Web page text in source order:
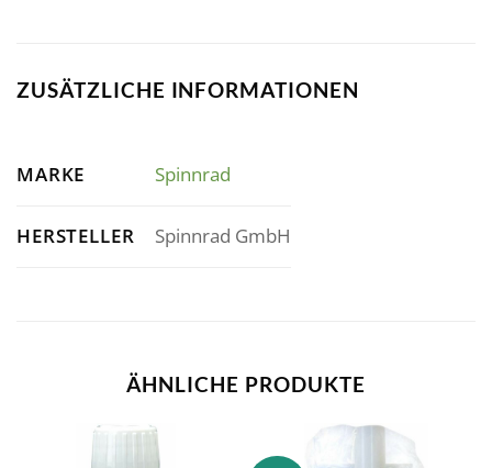
ZUSÄTZLICHE INFORMATIONEN
MARKE Spinnrad
HERSTELLER Spinnrad GmbH
ÄHNLICHE PRODUKTE